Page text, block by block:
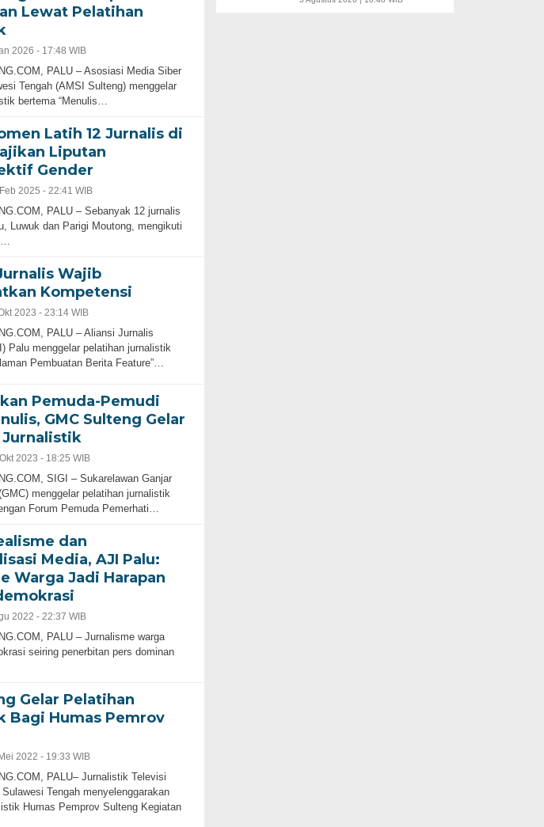
Lewat Pelatihan
2026 - 17:48 WIB
PALU – Asosiasi Media Siber
Tengah (AMSI Sulteng) menggelar
bertema “Menulis…
Latih 12 Jurnalis di
Liputan
Gender
2025 - 22:41 WIB
PALU – Sebanyak 12 jurnalis
Luwuk dan Parigi Moutong, mengikuti
Wajib
Kompetensi
2023 - 23:14 WIB
PALU – Aliansi Jurnalis
Palu menggelar pelatihan jurnalistik
Pembuatan Berita Feature”…
Pemuda-Pemudi
GMC Sulteng Gelar
2023 - 18:25 WIB
SIGI – Sukarelawan Ganjar
menggelar pelatihan jurnalistik
Forum Pemuda Pemerhati…
dan
Media, AJI Palu:
Warga Jadi Harapan
2022 - 22:37 WIB
PALU – Jurnalisme warga
seiring penerbitan pers dominan
Gelar Pelatihan
Bagi Humas Pemrov
2022 - 19:33 WIB
PALU– Jurnalistik Televisi
Sulawesi Tengah menyelenggarakan
Humas Pemprov Sulteng Kegiatan